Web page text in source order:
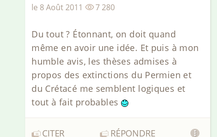
le 8 Août 2011 7 280
Du tout ? Étonnant, on doit quand
même en avoir une idée. Et puis à mon
humble avis, les thèses admises à
propos des extinctions du Permien et
du Crétacé me semblent logiques et
tout à fait probables
CITER RÉPONDRE